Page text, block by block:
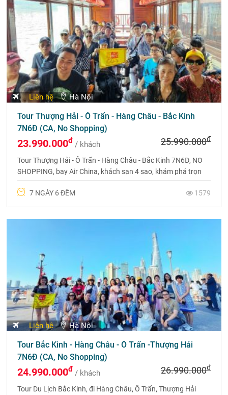
Liên hệ Hà Nội
Tour Thượng Hải - Ô Trấn - Hàng Châu - Bắc Kinh
7N6Đ (CA, No Shopping)
23.990.000đ / khách 25.990.000đ
Tour Thượng Hải - Ô Trấn - Hàng Châu - Bắc Kinh 7N6Đ, NO
SHOPPING, bay Air China, khách sạn 4 sao, khám phá trọn
7 NGÀY 6 ĐÊM
1579
Liên hệ Hà Nội
Tour Bắc Kinh - Hàng Châu - Ô Trấn -Thượng Hải
7N6Đ (CA, No Shopping)
24.990.000đ / khách 26.990.000đ
Tour Du Lịch Bắc Kinh, đi Hàng Châu, Ô Trấn, Thượng Hải